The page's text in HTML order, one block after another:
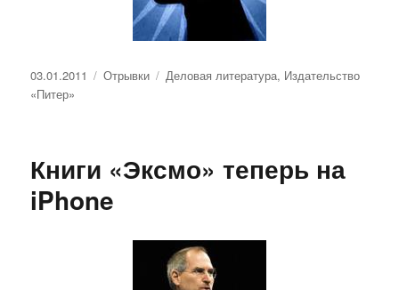
Опубликовано
03.01.2011 Рубрики
Отрывки Метки
Деловая литература, Издательство
«Питер»
Книги «Эксмо» теперь на
iPhone